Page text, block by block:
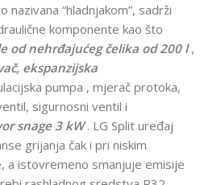
nazivana “hladnjakom”, sadrži
komponente kao što
od nehrđajućeg čelika od 200 l,
ekspanzijska
pumpa , mjerač protoka,
sigurnosni ventil i
snage 3 kW. LG Split uređaj
grijanja čak i pri niskim
a istovremeno smanjuje emisije